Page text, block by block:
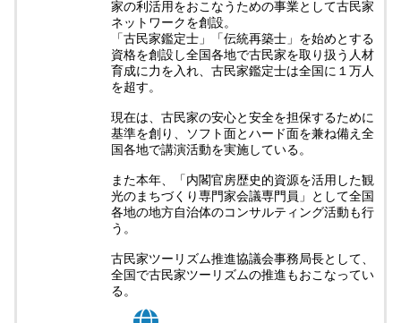
家の利活用をおこなうための事業として古民家
ネットワークを創設。
「古民家鑑定士」「伝統再築士」を始めとする
資格を創設し全国各地で古民家を取り扱う人材
育成に力を入れ、古民家鑑定士は全国に１万人
を超す。
現在は、古民家の安心と安全を担保するために
基準を創り、ソフト面とハード面を兼ね備え全
国各地で講演活動を実施している。
また本年、「内閣官房歴史的資源を活用した観
光のまちづくり専門家会議専門員」として全国
各地の地方自治体のコンサルティング活動も行
う。
古民家ツーリズム推進協議会事務局長として、
全国で古民家ツーリズムの推進もおこなってい
る。